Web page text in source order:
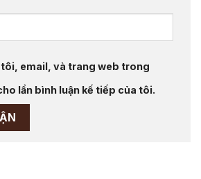
tôi, email, và trang web trong
lần bình luận kế tiếp của tôi.